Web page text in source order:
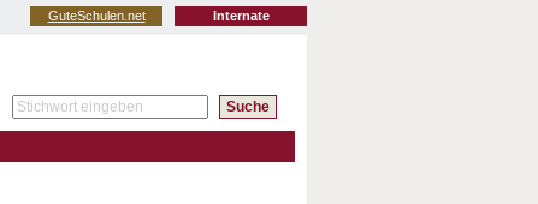
Internate
GuteSchulen.net